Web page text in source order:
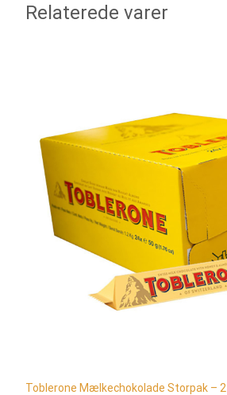
Relaterede varer
Toblerone Mælkechokolade Storpak –